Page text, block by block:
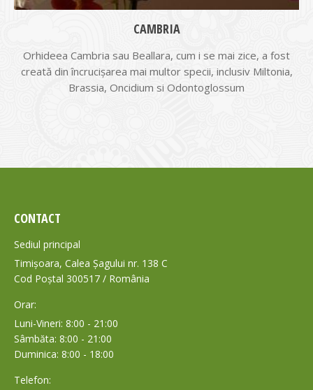
CAMBRIA
Orhideea Cambria sau Beallara, cum i se mai zice, a fost
creată din încrucișarea mai multor specii, inclusiv Miltonia,
Brassia, Oncidium si Odontoglossum
CONTACT
Sediul principal
Timișoara, Calea Șagului nr. 138 C
Cod Poștal 300517 / România
Orar:
Luni-Vineri: 8:00 - 21:00
Sâmbăta: 8:00 - 21:00
Duminica: 8:00 - 18:00
Telefon: